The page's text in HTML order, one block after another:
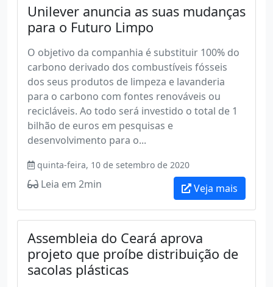
Unilever anuncia as suas mudanças
para o Futuro Limpo
O objetivo da companhia é substituir 100% do
carbono derivado dos combustíveis fósseis
dos seus produtos de limpeza e lavanderia
para o carbono com fontes renováveis ou
recicláveis. Ao todo será investido o total de 1
bilhão de euros em pesquisas e
desenvolvimento para o...
quinta-feira, 10 de setembro de 2020
Leia em 2min Veja mais
Assembleia do Ceará aprova
projeto que proíbe distribuição de
sacolas plásticas